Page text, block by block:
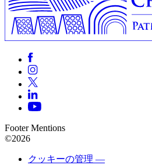
Footer Mentions
©2026
クッキーの管理 —